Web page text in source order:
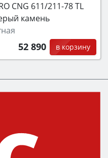
CNG 611/211-78 TL
камень
52 890 в корзину